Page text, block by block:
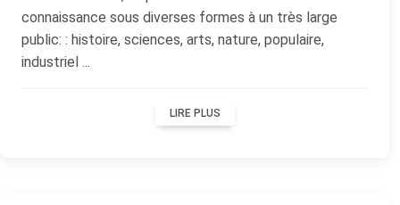
connaissance sous diverses formes à un très large
public: : histoire, sciences, arts, nature, populaire,
industriel ...
LIRE PLUS